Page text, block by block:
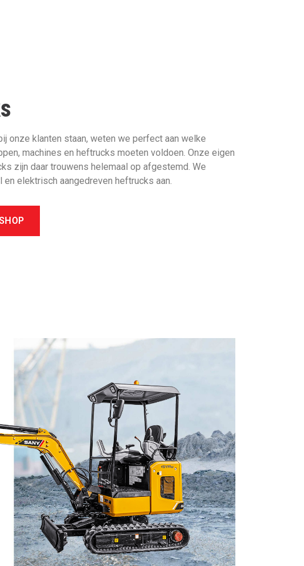
onze klanten staan, weten we perfect aan welke
machines en heftrucks moeten voldoen. Onze eigen
zijn daar trouwens helemaal op afgestemd. We
elektrisch aangedreven heftrucks aan.